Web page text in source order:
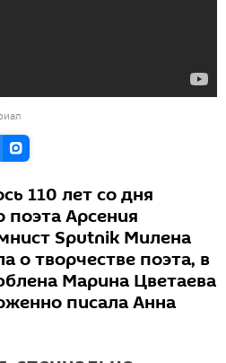
110 лет со дня
поэта Арсения
Sputnik Милена
о творчестве поэта, в
Марина Цветаева
писала Анна